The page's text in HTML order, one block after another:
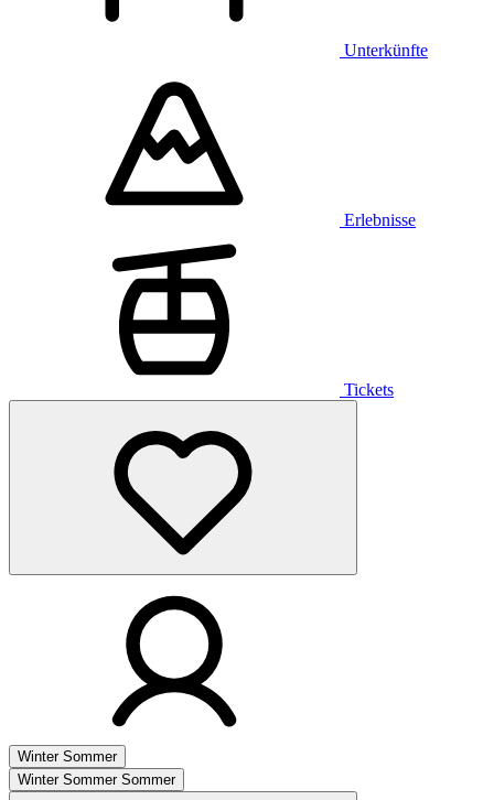
Unterkünfte
Erlebnisse
Tickets
Winter Sommer
Winter Sommer Sommer